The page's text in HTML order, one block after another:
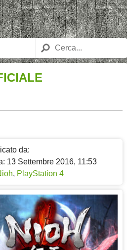
da:
13 Settembre 2016, 11:53
, PlayStation 4